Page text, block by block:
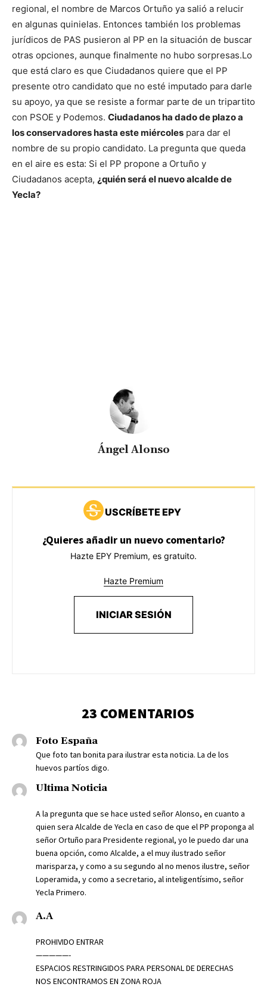
regional, el nombre de Marcos Ortuño ya salió a relucir
en algunas quinielas. Entonces también los problemas
jurídicos de PAS pusieron al PP en la situación de buscar
otras opciones, aunque finalmente no hubo sorpresas.Lo
que está claro es que Ciudadanos quiere que el PP
presente otro candidato que no esté imputado para darle
su apoyo, ya que se resiste a formar parte de un tripartito
con PSOE y Podemos. Ciudadanos ha dado de plazo a
los conservadores hasta este miércoles para dar el
nombre de su propio candidato. La pregunta que queda
en el aire es esta: Si el PP propone a Ortuño y
Ciudadanos acepta, ¿quién será el nuevo alcalde de
Yecla?
Ángel Alonso
USCRÍBETE EPY
¿Quieres añadir un nuevo comentario?
Hazte EPY Premium, es gratuito.
Hazte Premium
INICIAR SESIÓN
23 COMENTARIOS
Foto España
Que foto tan bonita para ilustrar esta noticia. La de los
huevos partíos digo.
Ultima Noticia
A la pregunta que se hace usted señor Alonso, en cuanto a
quien sera Alcalde de Yecla en caso de que el PP proponga al
señor Ortuño para Presidente regional, yo le puedo dar una
buena opción, como Alcalde, a el muy ilustrado señor
marisparza, y como a su segundo al no menos ilustre, señor
Loperamida, y como a secretario, al inteligentísimo, señor
Yecla Primero.
A.A
PROHIVIDO ENTRAR
—————-
ESPACIOS RESTRINGIDOS PARA PERSONAL DE DERECHAS
NOS ENCONTRAMOS EN ZONA ROJA